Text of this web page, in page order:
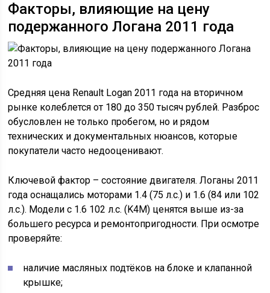
Факторы, влияющие на цену
подержанного Логана 2011 года
Средняя цена Renault Logan 2011 года на вторичном
рынке колеблется от 180 до 350 тысяч рублей. Разброс
обусловлен не только пробегом, но и рядом
технических и документальных нюансов, которые
покупатели часто недооценивают.
Ключевой фактор – состояние двигателя. Логаны 2011
года оснащались моторами 1.4 (75 л.с.) и 1.6 (84 или 102
л.с.). Модели с 1.6 102 л.с. (K4M) ценятся выше из-за
большего ресурса и ремонтопригодности. При осмотре
проверяйте:
наличие масляных подтёков на блоке и клапанной
крышке;